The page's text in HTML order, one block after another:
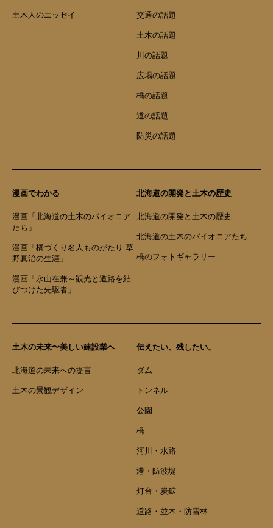
土木人のエッセイ 交通の話題
土木の話題
川の話題
広場の話題
橋の話題
道の話題
防災の話題
漫画でわかる
漫画「北海道の土木のパイオニア
たち」
漫画「橋づくり名人ものがたり 草
野真治の生涯」
漫画「永山在兼～観光と道路を結
びつけた先駆者」
北海道の開発と土木の歴史
北海道の開発と土木の歴史
北海道の土木のパイオニアたち
橋のフォトギャラリー
土木の未来〜美しい建設業へ
北海道の未来への提言
土木の景観デザイン
伝えたい、残したい。
ダム
トンネル
公園
橋
河川・水路
港・防波堤
灯台・炭鉱
道路・並木・防雪林